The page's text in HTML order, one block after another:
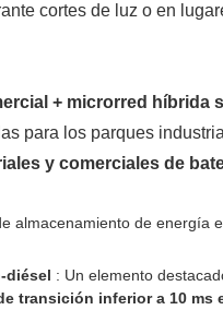
cortes de luz o en
+ microrred
para los parques
y comerciales de
diésel : Un elemento
transición inferior a 10 ms